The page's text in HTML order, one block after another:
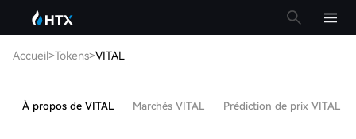
Accueil>Tokens>VITAL
À propos de VITAL Marchés VITAL Prédiction de prix VITAL